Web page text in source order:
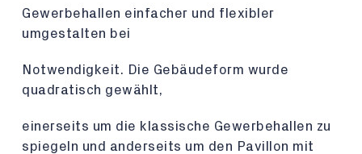
Gewerbehallen einfacher und flexibler
umgestalten bei
Notwendigkeit. Die Gebäudeform wurde
quadratisch gewählt,
einerseits um die klassische Gewerbehallen zu
spiegeln und anderseits um den Pavillon mit